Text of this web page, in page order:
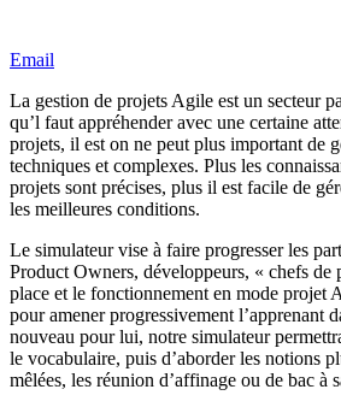
Email
La gestion de projets Agile est un secteur
qu’l faut appréhender avec une certaine
projets, il est on ne peut plus important de
techniques et complexes. Plus les
projets sont précises, plus il est facile de
les meilleures conditions.
Le simulateur vise à faire progresser les
Product Owners, développeurs, « chefs de
place et le fonctionnement en mode
pour amener progressivement l’apprenant
nouveau pour lui, notre simulateur
le vocabulaire, puis d’aborder les notions
mêlées, les réunion d’affinage ou de bac à